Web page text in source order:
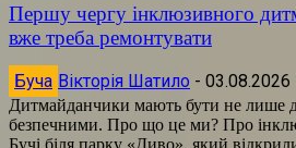
Першу чергу інклюзивного
вже треба ремонтувати
Буча Вікторія Шатило - 03.08.2026
Дитмайданчики мають бути не лише
безпечними. Про що це ми? Про
Бучі біля парку «Диво», який